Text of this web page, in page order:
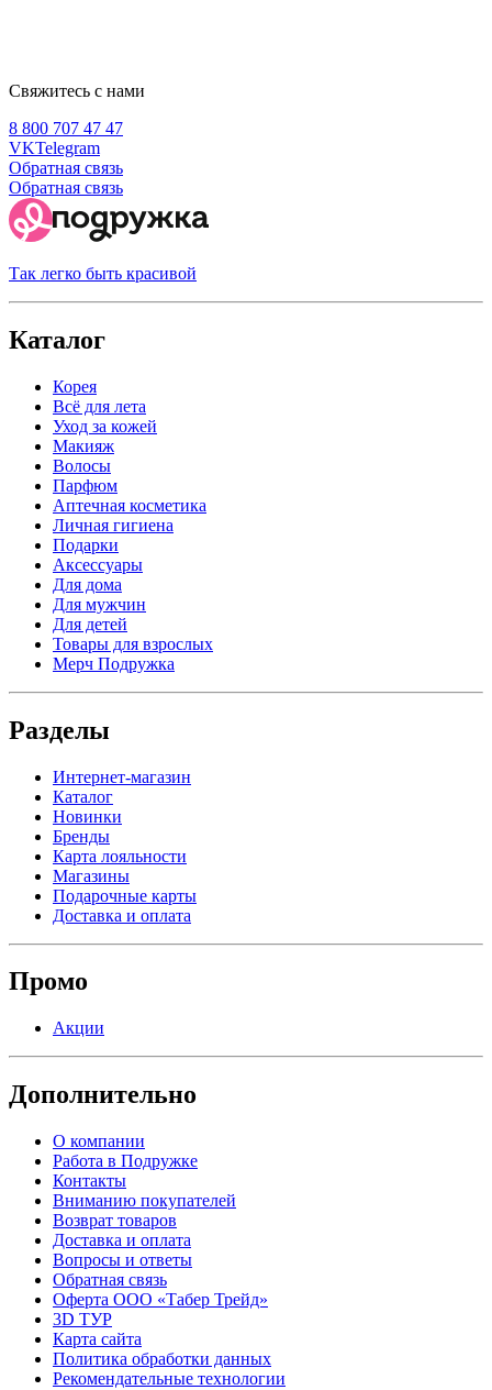
Свяжитесь с нами
8 800 707 47 47
VKTelegram
Обратная связь
Обратная связь
Так легко быть красивой
Каталог
Корея
Всё для лета
Уход за кожей
Макияж
Волосы
Парфюм
Аптечная косметика
Личная гигиена
Подарки
Аксессуары
Для дома
Для мужчин
Для детей
Товары для взрослых
Мерч Подружка
Разделы
Интернет-магазин
Каталог
Новинки
Бренды
Карта лояльности
Магазины
Подарочные карты
Доставка и оплата
Промо
Акции
Дополнительно
О компании
Работа в Подружке
Контакты
Вниманию покупателей
Возврат товаров
Доставка и оплата
Вопросы и ответы
Обратная связь
Оферта ООО «Табер Трейд»
3D ТУР
Карта сайта
Политика обработки данных
Рекомендательные технологии